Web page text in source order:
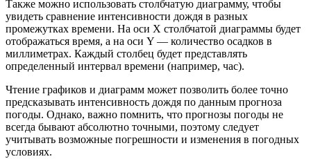
Также можно использовать столбчатую диаграмму, чтобы
увидеть сравнение интенсивности дождя в разных
промежутках времени. На оси X столбчатой диаграммы будет
отображаться время, а на оси Y — количество осадков в
миллиметрах. Каждый столбец будет представлять
определенный интервал времени (например, час).
Чтение графиков и диаграмм может позволить более точно
предсказывать интенсивность дождя по данным прогноза
погоды. Однако, важно помнить, что прогнозы погоды не
всегда бывают абсолютно точными, поэтому следует
учитывать возможные погрешности и изменения в погодных
условиях.